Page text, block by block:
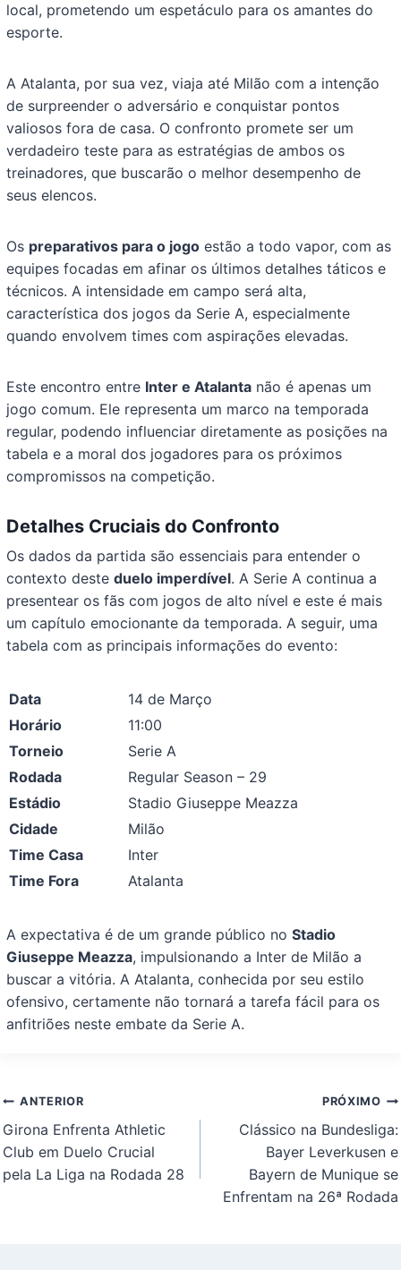
local, prometendo um espetáculo para os amantes do
esporte.
A Atalanta, por sua vez, viaja até Milão com a intenção
de surpreender o adversário e conquistar pontos
valiosos fora de casa. O confronto promete ser um
verdadeiro teste para as estratégias de ambos os
treinadores, que buscarão o melhor desempenho de
seus elencos.
Os preparativos para o jogo estão a todo vapor, com as
equipes focadas em afinar os últimos detalhes táticos e
técnicos. A intensidade em campo será alta,
característica dos jogos da Serie A, especialmente
quando envolvem times com aspirações elevadas.
Este encontro entre Inter e Atalanta não é apenas um
jogo comum. Ele representa um marco na temporada
regular, podendo influenciar diretamente as posições na
tabela e a moral dos jogadores para os próximos
compromissos na competição.
Detalhes Cruciais do Confronto
Os dados da partida são essenciais para entender o
contexto desteduelo imperdível. A Serie A continua a
presentear os fãs com jogos de alto nível e este é mais
um capítulo emocionante da temporada. A seguir, uma
tabela com as principais informações do evento:
Data
14 de Março
Horário
11:00
Torneio
Serie A
Rodada
Regular Season – 29
Estádio
Stadio Giuseppe Meazza
Cidade
Milão
Time Casa
Inter
Time Fora
Atalanta
A expectativa é de um grande público noStadio
Giuseppe Meazza, impulsionando a Inter de Milão a
buscar a vitória. A Atalanta, conhecida por seu estilo
ofensivo, certamente não tornará a tarefa fácil para os
anfitriões neste embate da Serie A.
Navegação
de
Post
ANTERIOR
Girona Enfrenta Athletic
Club em Duelo Crucial
pela La Liga na Rodada 28
PRÓXIMO
Clássico na Bundesliga:
Bayer Leverkusen e
Bayern de Munique se
Enfrentam na 26ª Rodada